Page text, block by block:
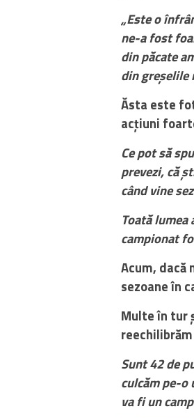
„Este o
ne-a fost
din păcate
din greșelile
Ăsta este
acțiuni
Ce pot să
prevezi, că
când vine
Toată
campionat
Acum, dacă
sezoane în
Multe în tur
Sunt 42 de
culcăm pe-o
va fi un